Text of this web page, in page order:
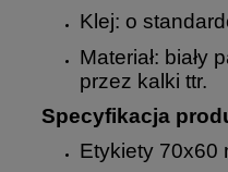
Klej: o
Materiał: biały
przez kalki ttr.
Specyfikacja
Etykiety 70x60